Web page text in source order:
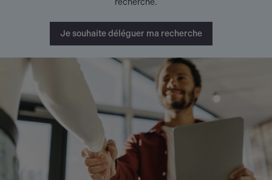
recherche.
Je souhaite déléguer ma recherche